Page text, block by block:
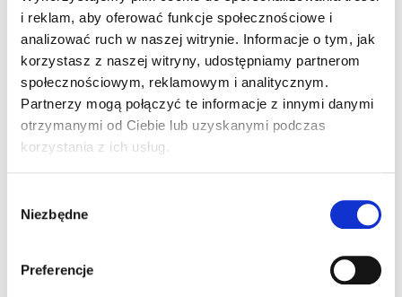
i reklam, aby oferować funkcje społecznościowe i
analizować ruch w naszej witrynie. Informacje o tym, jak
korzystasz z naszej witryny, udostępniamy partnerom
społecznościowym, reklamowym i analitycznym.
Partnerzy mogą połączyć te informacje z innymi danymi
otrzymanymi od Ciebie lub uzyskanymi podczas
korzystania z ich usług.
zgody
Niezbędne
Preferencje
Czy pokazy świetlne są płatne? Artykuł informuje o
tym, czy uczestnictwo w pokazach świetlnych wymaga
opłat, jakie czynniki wpływają na ceny biletów oraz
gdzie można znaleźć darmowe lub tanie wejściówki.
Poruszamy również ciekawostki dotyczące organizacji
takich wydarzeń. Warto pamiętać, że pokazy świetlne
to nie tylko forma rozrywki, ale także widowisko
artystyczne, które potrafi całkowicie odmienić […]
10 ciekawostek o świetle,
dzięki którym spojrzysz
inaczej na iluminacje!